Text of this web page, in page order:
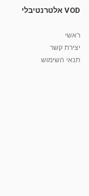
מאת vod-galit 10 שנים
קרין גורן -
יוסי שר - מתמחה
רנה רז-גילו -טיפול
VOD אלטרנטיבלי
ראשי
יצירת קשר
תנאי השימוש